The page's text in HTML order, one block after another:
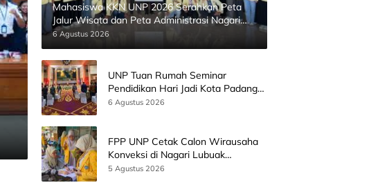
Mahasiswa KKN UNP 2026 Serahkan Peta
Jalur Wisata dan Peta Administrasi Nagari
Paninggahan
6 Agustus 2026
UNP Tuan Rumah Seminar
Pendidikan Hari Jadi Kota Padang
Bersama Wamen Diktisainstek dan
6 Agustus 2026
FPP UNP Cetak Calon Wirausaha
Konveksi di Nagari Lubuak
Batingkok Limapuluh Kota
5 Agustus 2026